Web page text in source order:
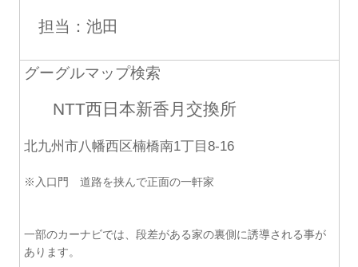
担当：池田
グーグルマップ検索
NTT西日本新香月交換所
北九州市八幡西区楠橋南1丁目8-16
※入口門 道路を挟んで正面の一軒家
一部のカーナビでは、段差がある家の裏側に誘導される事が
あります。